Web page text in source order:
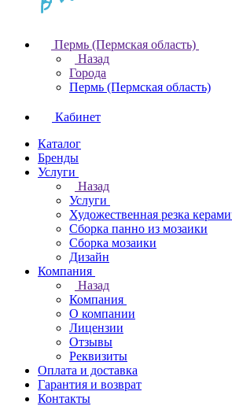
Пермь (Пермская область)
Назад
Города
Пермь (Пермская область)
Кабинет
Каталог
Бренды
Услуги
Назад
Услуги
Художественная резка
Сборка панно из мозаики
Сборка мозаики
Дизайн
Компания
Назад
Компания
О компании
Лицензии
Отзывы
Реквизиты
Оплата и доставка
Гарантия и возврат
Контакты